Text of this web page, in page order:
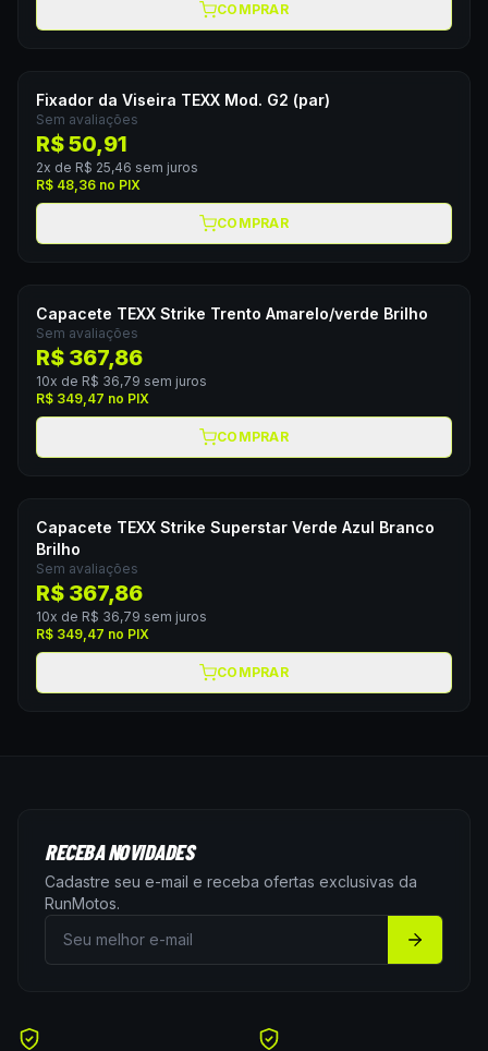
COMPRAR
Fixador da Viseira TEXX Mod. G2 (par)
Sem avaliações
R$ 50,91
2x de R$ 25,46 sem juros
R$ 48,36 no PIX
COMPRAR
Capacete TEXX Strike Trento Amarelo/verde Brilho
Sem avaliações
R$ 367,86
10x de R$ 36,79 sem juros
R$ 349,47 no PIX
COMPRAR
Capacete TEXX Strike Superstar Verde Azul Branco
Brilho
Sem avaliações
R$ 367,86
10x de R$ 36,79 sem juros
R$ 349,47 no PIX
COMPRAR
RECEBA NOVIDADES
Cadastre seu e-mail e receba ofertas exclusivas da
RunMotos.